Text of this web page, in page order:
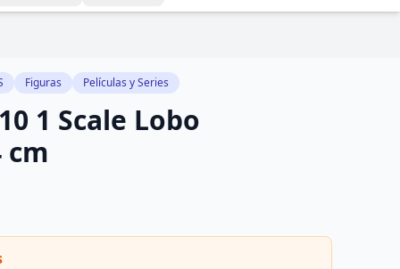
Figuras Películas y Series
1 Scale Lobo
cm